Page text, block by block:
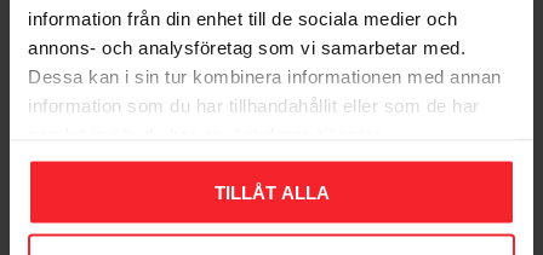
information från din enhet till de sociala medier och
annons- och analysföretag som vi samarbetar med.
Dessa kan i sin tur kombinera informationen med annan
information som du har tillhandahållit eller som de har
TILLÅT ALLA
Lägg till i favoriter